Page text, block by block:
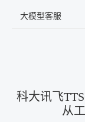
大模型客服
科大讯飞
从